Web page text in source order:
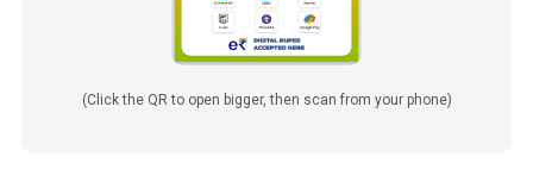
(Click the QR to open bigger, then scan from your phone)